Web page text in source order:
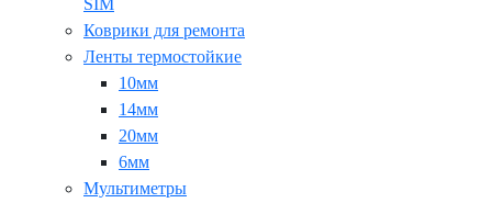
SIM
Коврики для ремонта
Ленты термостойкие
10мм
14мм
20мм
6мм
Мультиметры